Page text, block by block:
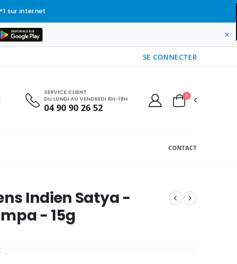
sur internet
×
SE CONNECTER
SERVICE CLIENT
DU LUNDI AU VENDREDI 8H-18H
04 90 90 26 52
0
CONTACT
Indien Satya -
- 15g